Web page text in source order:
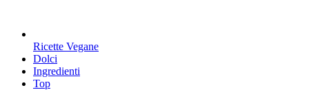
Ricette Vegane
Dolci
Ingredienti
Top